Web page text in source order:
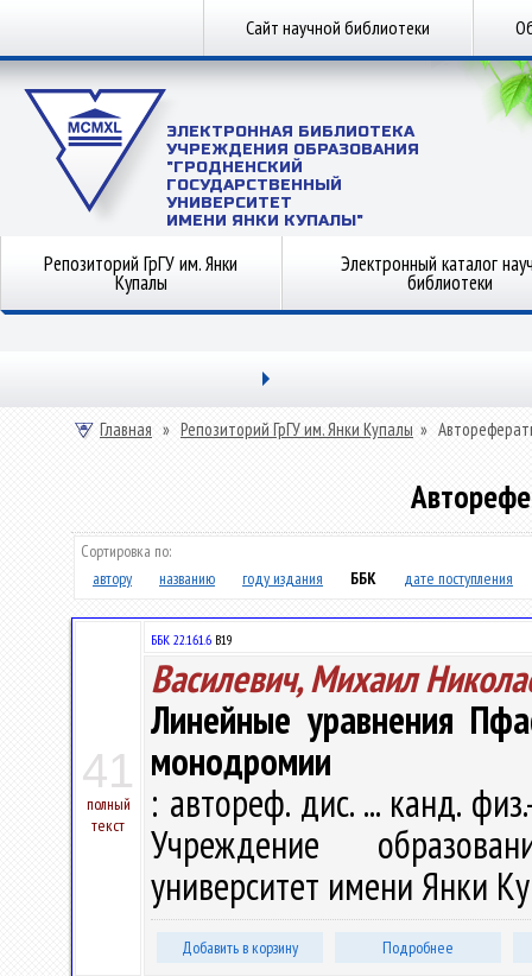
Сайт научной библиотеки
ЭЛЕКТРОННАЯ БИБЛИОТЕКА
УЧРЕЖДЕНИЯ ОБРАЗОВАНИЯ
"ГРОДНЕНСКИЙ
ГОСУДАРСТВЕННЫЙ
УНИВЕРСИТЕТ
ИМЕНИ ЯНКИ КУПАЛЫ"
Репозиторий ГрГУ им. Янки
Купалы
Электронный каталог
библиотеки
Главная » Репозиторий ГрГУ им. Янки Купалы »
Сортировка по:
автору
названию году издания ББК дате поступления
41
полный
текст
ББК 22.161.6 В19
Василевич, Михаил
Линейные уравнения
монодромии
: автореф. дис. ... канд.
Учреждение
университет имени Янки
Добавить в корзину Подробнее